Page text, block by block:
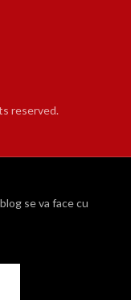
reserved.
se va face cu